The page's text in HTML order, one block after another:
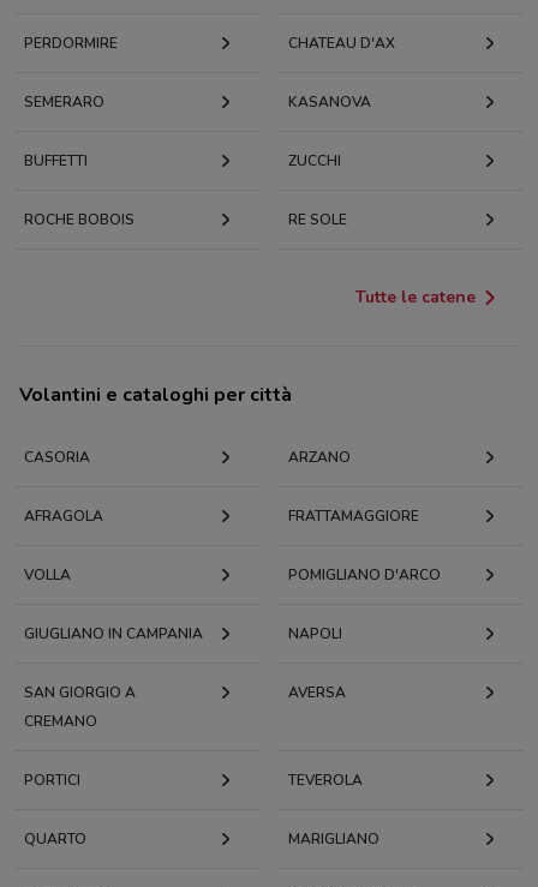
PERDORMIRE CHATEAU D'AX
SEMERARO KASANOVA
BUFFETTI ZUCCHI
ROCHE BOBOIS RE SOLE
Tutte le catene
Volantini e cataloghi per città
CASORIA ARZANO
AFRAGOLA FRATTAMAGGIORE
VOLLA POMIGLIANO D'ARCO
GIUGLIANO IN CAMPANIA NAPOLI
SAN GIORGIO A
CREMANO
AVERSA
PORTICI TEVEROLA
QUARTO MARIGLIANO